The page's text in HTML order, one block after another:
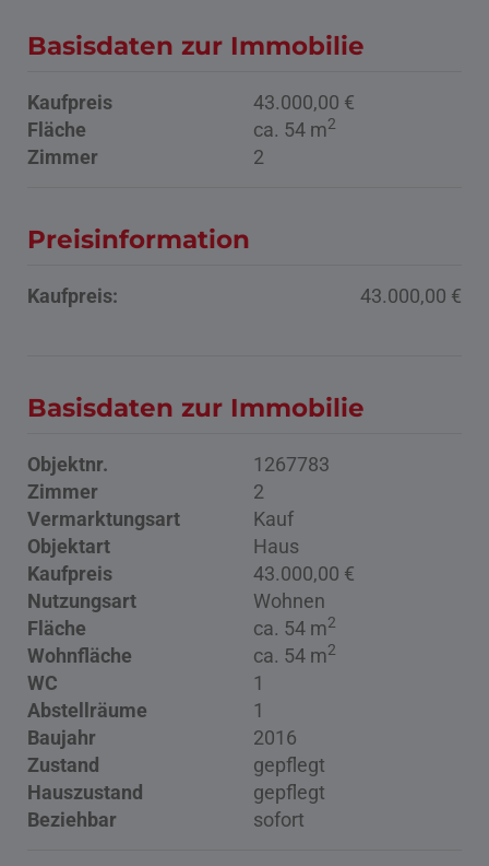
Basisdaten zur Immobilie
Kaufpreis
43.000,00 €
Fläche
ca. 54 m2
Zimmer 2
Preisinformation
Kaufpreis: 43.000,00 €
Basisdaten zur Immobilie
Objektnr.
1267783
Zimmer
2
Vermarktungsart
Kauf
Objektart
Haus
Kaufpreis
43.000,00 €
Nutzungsart
Wohnen
Fläche
ca. 54 m2
Wohnfläche ca. 54 m2
WC
1
Abstellräume
1
Baujahr
2016
Zustand
gepflegt
Hauszustand
gepflegt
Beziehbar
sofort